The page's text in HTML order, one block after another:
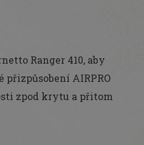
Ranger 410, aby
přizpůsobení AIRPRO
zpod krytu a přitom